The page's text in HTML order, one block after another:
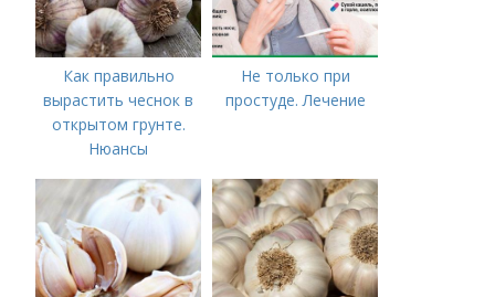
Как правильно
вырастить чеснок в
открытом грунте.
Нюансы
озимого чеснока
Не только при
простуде. Лечение